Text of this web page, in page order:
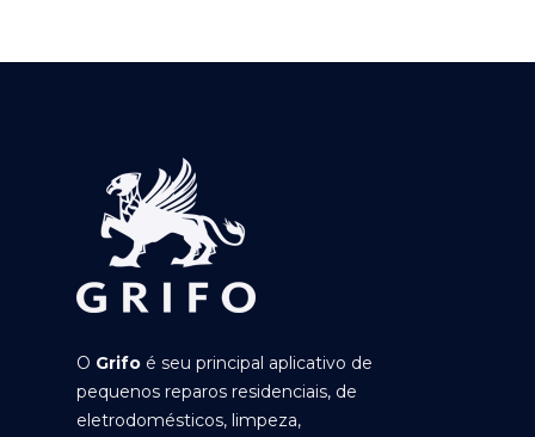
O Grifo é seu principal aplicativo de
pequenos reparos residenciais, de
eletrodomésticos, limpeza,